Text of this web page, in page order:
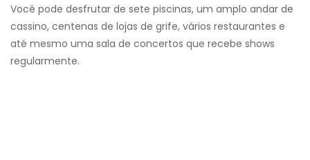
Você pode desfrutar de sete piscinas, um amplo andar de
cassino, centenas de lojas de grife, vários restaurantes e
até mesmo uma sala de concertos que recebe shows
regularmente.